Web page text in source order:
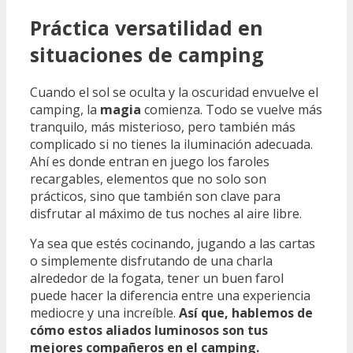
Práctica versatilidad en
situaciones de camping
Cuando el sol se oculta y la oscuridad envuelve el
camping, la magia comienza. Todo se vuelve más
tranquilo, más misterioso, pero también más
complicado si no tienes la iluminación adecuada.
Ahí es donde entran en juego los faroles
recargables, elementos que no solo son
prácticos, sino que también son clave para
disfrutar al máximo de tus noches al aire libre.
Ya sea que estés cocinando, jugando a las cartas
o simplemente disfrutando de una charla
alrededor de la fogata, tener un buen farol
puede hacer la diferencia entre una experiencia
mediocre y una increíble. Así que, hablemos de
cómo estos aliados luminosos son tus
mejores compañeros en el camping.